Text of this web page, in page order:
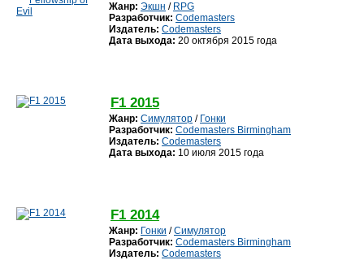
Жанр: Экшн / RPG
Разработчик: Codemasters
Издатель: Codemasters
Дата выхода: 20 октября 2015 года
F1 2015
Жанр: Симулятор / Гонки
Разработчик: Codemasters Birmingham
Издатель: Codemasters
Дата выхода: 10 июля 2015 года
F1 2014
Жанр: Гонки /Симулятор
Разработчик: Codemasters Birmingham
Издатель: Codemasters